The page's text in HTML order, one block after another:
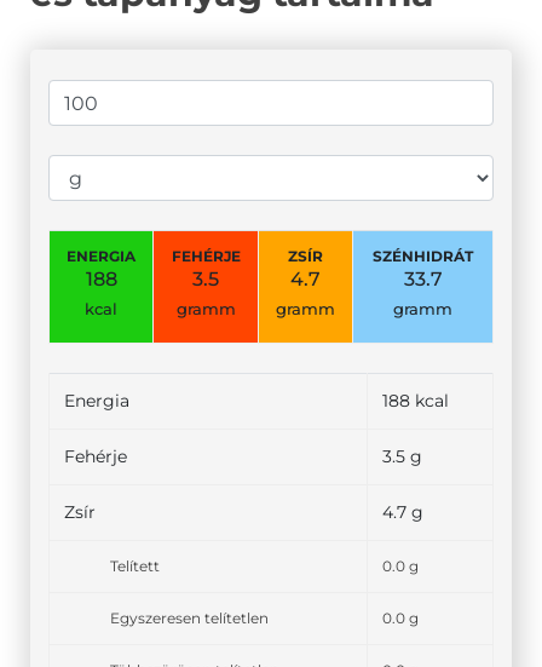
ENERGIA
188
kcal
FEHÉRJE
3.5
gramm
ZSÍR
4.7
gramm
SZÉNHIDRÁT
33.7
gramm
Energia 188 kcal
Fehérje 3.5 g
Zsír 4.7 g
Telített 0.0 g
Egyszeresen telítetlen 0.0 g